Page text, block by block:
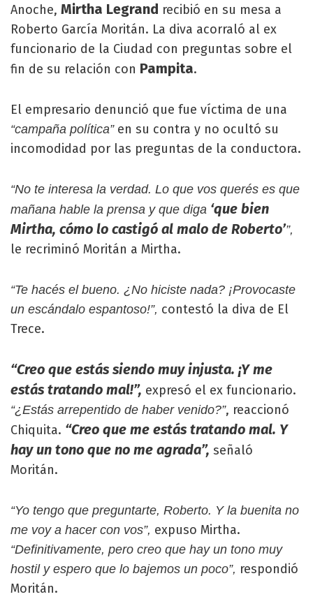
Anoche, Mirtha Legrand recibió en su mesa a
Roberto García Moritán. La diva acorraló al ex
funcionario de la Ciudad con preguntas sobre el
fin de su relación con Pampita.
El empresario denunció que fue víctima de una
“campaña política” en su contra y no ocultó su
incomodidad por las preguntas de la conductora.
“No te interesa la verdad. Lo que vos querés es que
mañana hable la prensa y que diga ‘que bien
Mirtha, cómo lo castigó al malo de Roberto’”,
le recriminó Moritán a Mirtha.
“Te hacés el bueno. ¿No hiciste nada? ¡Provocaste
un escándalo espantoso!”, contestó la diva de El
Trece.
“Creo que estás siendo muy injusta. ¡Y me
estás tratando mal!”, expresó el ex funcionario.
“¿Estás arrepentido de haber venido?”, reaccionó
Chiquita. “Creo que me estás tratando mal. Y
hay un tono que no me agrada”, señaló
Moritán.
“Yo tengo que preguntarte, Roberto. Y la buenita no
me voy a hacer con vos”, expuso Mirtha.
“Definitivamente, pero creo que hay un tono muy
hostil y espero que lo bajemos un poco”, respondió
Moritán.